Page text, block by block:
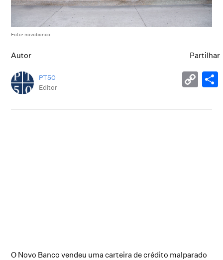
Foto: novobanco
Autor
PT50
Editor
Partilhar
O Novo Banco vendeu uma carteira de crédito malparado